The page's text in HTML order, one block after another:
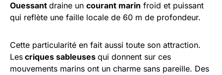
Ouessant draine un courant marin froid et puissant
qui reflète une faille locale de 60 m de profondeur.
Cette particularité en fait aussi toute son attraction.
Les criques sableuses qui donnent sur ces
mouvements marins ont un charme sans pareille. Des